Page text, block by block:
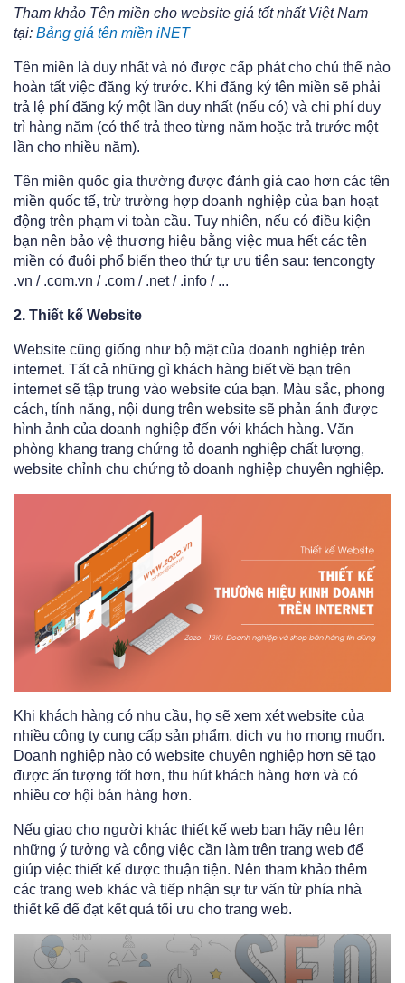
Tham khảo Tên miền cho website giá tốt nhất Việt Nam
tại: Bảng giá tên miền iNET
Tên miền là duy nhất và nó được cấp phát cho chủ thể nào
hoàn tất việc đăng ký trước. Khi đăng ký tên miền sẽ phải
trả lệ phí đăng ký một lần duy nhất (nếu có) và chi phí duy
trì hàng năm (có thể trả theo từng năm hoặc trả trước một
lần cho nhiều năm).
Tên miền quốc gia thường được đánh giá cao hơn các tên
miền quốc tế, trừ trường hợp doanh nghiệp của bạn hoạt
động trên phạm vi toàn cầu. Tuy nhiên, nếu có điều kiện
bạn nên bảo vệ thương hiệu bằng việc mua hết các tên
miền có đuôi phổ biến theo thứ tự ưu tiên sau: tencongty
.vn / .com.vn / .com / .net / .info / ...
2. Thiết kế Website
Website cũng giống như bộ mặt của doanh nghiệp trên
internet. Tất cả những gì khách hàng biết về bạn trên
internet sẽ tập trung vào website của bạn. Màu sắc, phong
cách, tính năng, nội dung trên website sẽ phản ánh được
hình ảnh của doanh nghiệp đến với khách hàng. Văn
phòng khang trang chứng tỏ doanh nghiệp chất lượng,
website chỉnh chu chứng tỏ doanh nghiệp chuyên nghiệp.
Khi khách hàng có nhu cầu, họ sẽ xem xét website của
nhiều công ty cung cấp sản phẩm, dịch vụ họ mong muốn.
Doanh nghiệp nào có website chuyên nghiệp hơn sẽ tạo
được ấn tượng tốt hơn, thu hút khách hàng hơn và có
nhiều cơ hội bán hàng hơn.
Nếu giao cho người khác thiết kế web bạn hãy nêu lên
những ý tưởng và công việc cần làm trên trang web để
giúp việc thiết kế được thuận tiện. Nên tham khảo thêm
các trang web khác và tiếp nhận sự tư vấn từ phía nhà
thiết kế để đạt kết quả tối ưu cho trang web.